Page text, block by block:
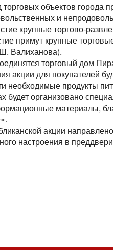
объектов города
и
крупные торгово-
примут крупные
Валиханова).
торговый дом
акции для покупателей
необходимые продукты
будет организовано
материалы,
акции
настроения в